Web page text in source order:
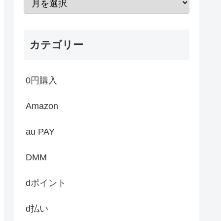
カテゴリー
0円購入
Amazon
au PAY
DMM
dポイント
d払い